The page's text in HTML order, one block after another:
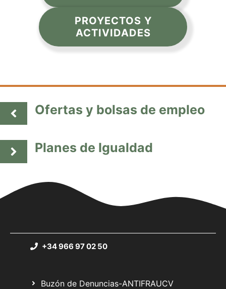
PROYECTOS Y
ACTIVIDADES
Ofertas y bolsas de empleo
Planes de Igualdad
+34 966 97 02 50
Buzón de Denuncias-ANTIFRAUCV